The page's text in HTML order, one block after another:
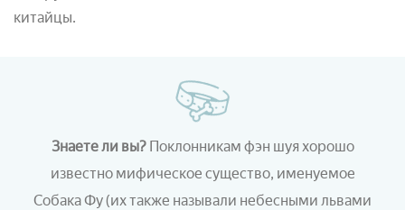
китайцы.
Знаете ли вы? Поклонникам фэн шуя хорошо
известно мифическое существо, именуемое
Собака Фу (их также называли небесными львами